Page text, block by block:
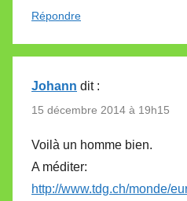
Répondre
Johann dit :
15 décembre 2014 à 19h15
Voilà un homme bien.
A méditer:
http://www.tdg.ch/monde/